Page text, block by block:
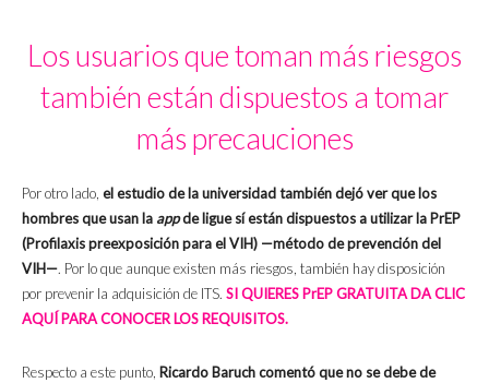
Los usuarios que toman más riesgos
también están dispuestos a tomar
más precauciones
Por otro lado, el estudio de la universidad también dejó ver que los
hombres que usan la appde ligue sí están dispuestos a utilizar la PrEP
(Profilaxis preexposición para el VIH) —método de prevención del
VIH—. Por lo que aunque existen más riesgos, también hay disposición
por prevenir la adquisición de ITS. SI QUIERES PrEP GRATUITA DA CLIC
AQUÍ PARA CONOCER LOS REQUISITOS.
Respecto a este punto, Ricardo Baruch comentó que no se debe de